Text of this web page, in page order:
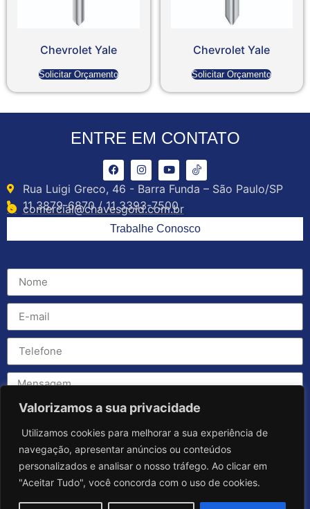
Valorizamos a sua privacidade
Utilizamos cookies para melhorar a sua experiência de
navegação, apresentar anúncios ou conteúdos
personalizados e analisar o nosso tráfego. Ao clicar em
"Aceitar Tudo", você concorda com o uso de cookies.
Chevrolet Yale
Solicitar Orçamento
Chevrolet Yale
Solicitar Orçamento
ENTRE EM CONTATO
Rua Luigi Greco, 46 - Barra Funda – São Paulo/SP
11 3879-6870 / 11 3393-7500
comercial@chavesgold.com.br
Trabalhe Conosco